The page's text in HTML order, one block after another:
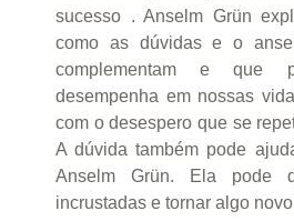
sucesso . Anselm Grün
como as dúvidas e o
complementam e que
desempenha em nossas
com o desespero que se
A dúvida também pode
Anselm Grün. Ela pode
incrustadas e tornar algo